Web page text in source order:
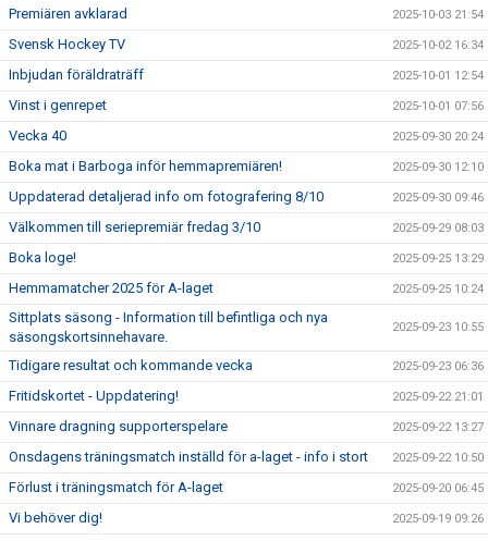
Premiären avklarad 2025-10-03 21:54
Svensk Hockey TV 2025-10-02 16:34
Inbjudan föräldraträff 2025-10-01 12:54
Vinst i genrepet 2025-10-01 07:56
Vecka 40 2025-09-30 20:24
Boka mat i Barboga inför hemmapremiären! 2025-09-30 12:10
Uppdaterad detaljerad info om fotografering 8/10 2025-09-30 09:46
Välkommen till seriepremiär fredag 3/10 2025-09-29 08:03
Boka loge! 2025-09-25 13:29
Hemmamatcher 2025 för A-laget 2025-09-25 10:24
Sittplats säsong - Information till befintliga och nya
säsongskortsinnehavare.
2025-09-23 10:55
Tidigare resultat och kommande vecka 2025-09-23 06:36
Fritidskortet - Uppdatering! 2025-09-22 21:01
Vinnare dragning supporterspelare 2025-09-22 13:27
Onsdagens träningsmatch inställd för a-laget - info i stort 2025-09-22 10:50
Förlust i träningsmatch för A-laget 2025-09-20 06:45
Vi behöver dig! 2025-09-19 09:26